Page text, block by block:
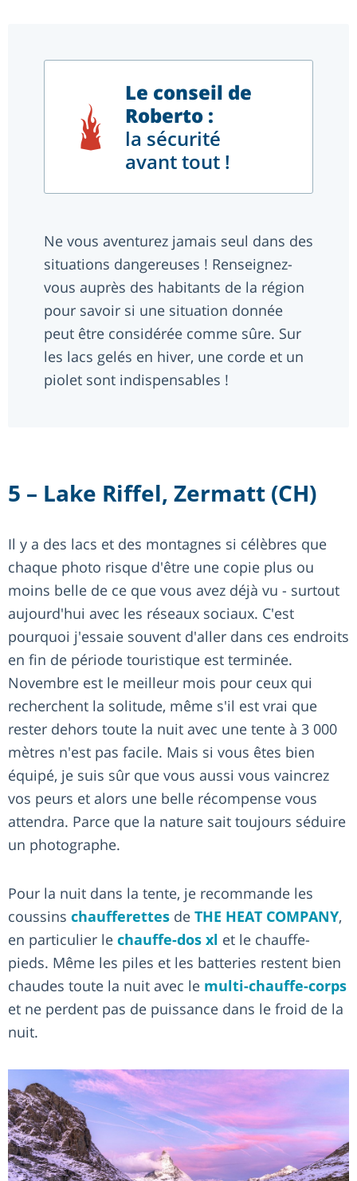
Le conseil de
Roberto :
la sécurité
avant tout !
Ne vous aventurez jamais seul dans des
situations dangereuses ! Renseignez-
vous auprès des habitants de la région
pour savoir si une situation donnée
peut être considérée comme sûre. Sur
les lacs gelés en hiver, une corde et un
piolet sont indispensables !
5 – Lake Riffel, Zermatt (CH)
Il y a des lacs et des montagnes si célèbres que
chaque photo risque d'être une copie plus ou
moins belle de ce que vous avez déjà vu - surtout
aujourd'hui avec les réseaux sociaux. C'est
pourquoi j'essaie souvent d'aller dans ces endroits
en fin de période touristique est terminée.
Novembre est le meilleur mois pour ceux qui
recherchent la solitude, même s'il est vrai que
rester dehors toute la nuit avec une tente à 3 000
mètres n'est pas facile. Mais si vous êtes bien
équipé, je suis sûr que vous aussi vous vaincrez
vos peurs et alors une belle récompense vous
attendra. Parce que la nature sait toujours séduire
un photographe.
Pour la nuit dans la tente, je recommande les
coussins chaufferettes de THE HEAT COMPANY,
en particulier le chauffe-dos xl et le chauffe-
pieds. Même les piles et les batteries restent bien
chaudes toute la nuit avec le multi-chauffe-corps
et ne perdent pas de puissance dans le froid de la
nuit.